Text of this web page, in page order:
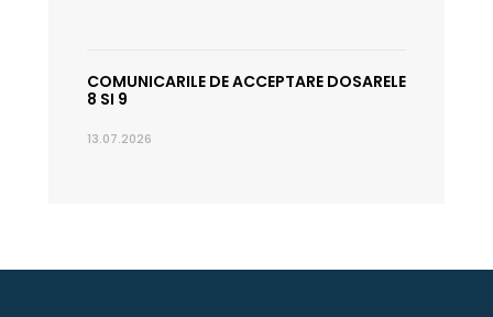
COMUNICARILE DE ACCEPTARE DOSARELE
8 SI 9
13.07.2026